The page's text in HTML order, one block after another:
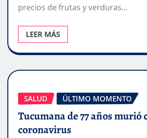
precios de frutas y verduras…
LEER MÁS
SALUD ÚLTIMO MOMENTO
Tucumana de 77 años murió
coronavirus